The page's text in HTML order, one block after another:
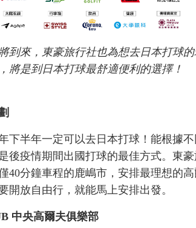
到來，東豪旅行社也為想去日本打球
將是到日本打球最舒適便利的選擇！
下半年一定可以去日本打球！能根據
後疫情期間出國打球的最佳方式。東
40分鐘車程的鹿嶋市，安排最理想的
開放自由行，就能馬上安排出發。
中央高爾夫俱樂部